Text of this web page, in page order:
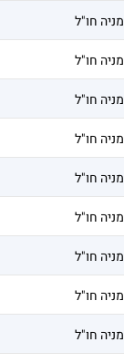
מניה חו"ל
מניה חו"ל
מניה חו"ל
מניה חו"ל
מניה חו"ל
מניה חו"ל
מניה חו"ל
מניה חו"ל
מניה חו"ל